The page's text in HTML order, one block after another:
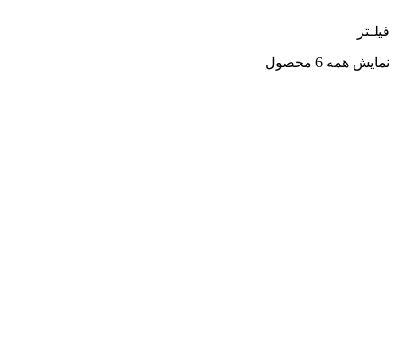
فیلـتر
نمایش همه 6 محصول